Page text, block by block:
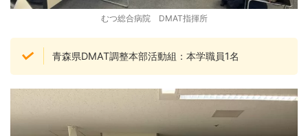
むつ総合病院 DMAT指揮所
青森県DMAT調整本部活動組：本学職員1名